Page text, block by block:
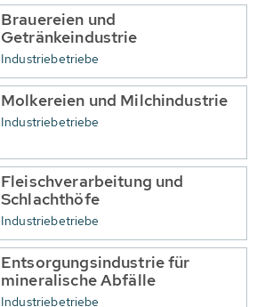
Brauereien und
Getränkeindustrie
Industriebetriebe
Molkereien und Milchindustrie
Industriebetriebe
Fleischverarbeitung und
Schlachthöfe
Industriebetriebe
Entsorgungsindustrie für
mineralische Abfälle
Industriebetriebe